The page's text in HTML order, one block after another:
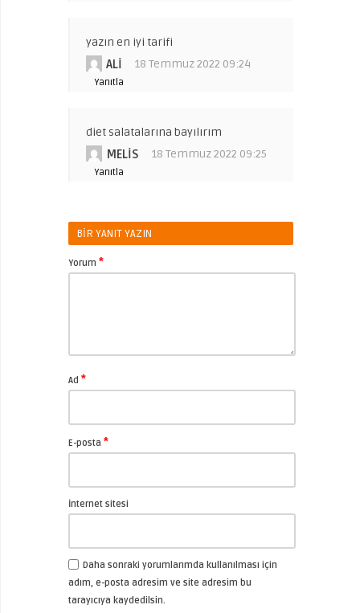
yazın en iyi tarifi
ALI 18 Temmuz 2022 09:24
Yanıtla
diet salatalarına bayılırım
MELIS 18 Temmuz 2022 09:25
Yanıtla
BIR YANIT YAZIN
Yorum *
Ad *
E-posta *
İnternet sitesi
Daha sonraki yorumlarımda kullanılması için
adım, e-posta adresim ve site adresim bu
tarayıcıya kaydedilsin.